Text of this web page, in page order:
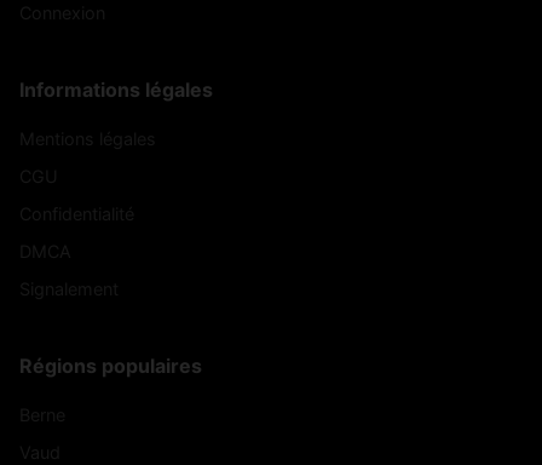
Informations légales
Régions populaires